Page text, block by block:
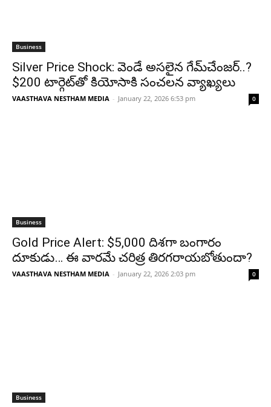
Business
Silver Price Shock: వెండే అసలైన గేమ్‌చేంజర్..?
$200 టార్గెట్‌తో కియోసాకి సంచలన వ్యాఖ్యలు
VAASTHAVA NESTHAM MEDIA - January 22, 2026 6:53 pm 0
Business
Gold Price Alert: $5,000 దిశగా బంగారం
దూకుడు… ఈ వారమే చరిత్ర తిరగరాయబోతుందా?
VAASTHAVA NESTHAM MEDIA - January 22, 2026 2:03 pm 0
Business